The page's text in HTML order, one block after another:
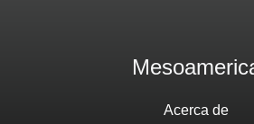
Acerca de